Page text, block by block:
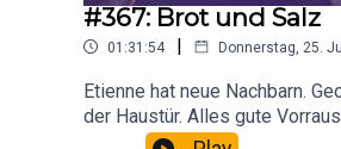
#367: Brot und Salz
01:31:54 | Donnerstag, 25.
Etienne hat neue Nachbarn.
der Haustür. Alles gute
spannende Folge.